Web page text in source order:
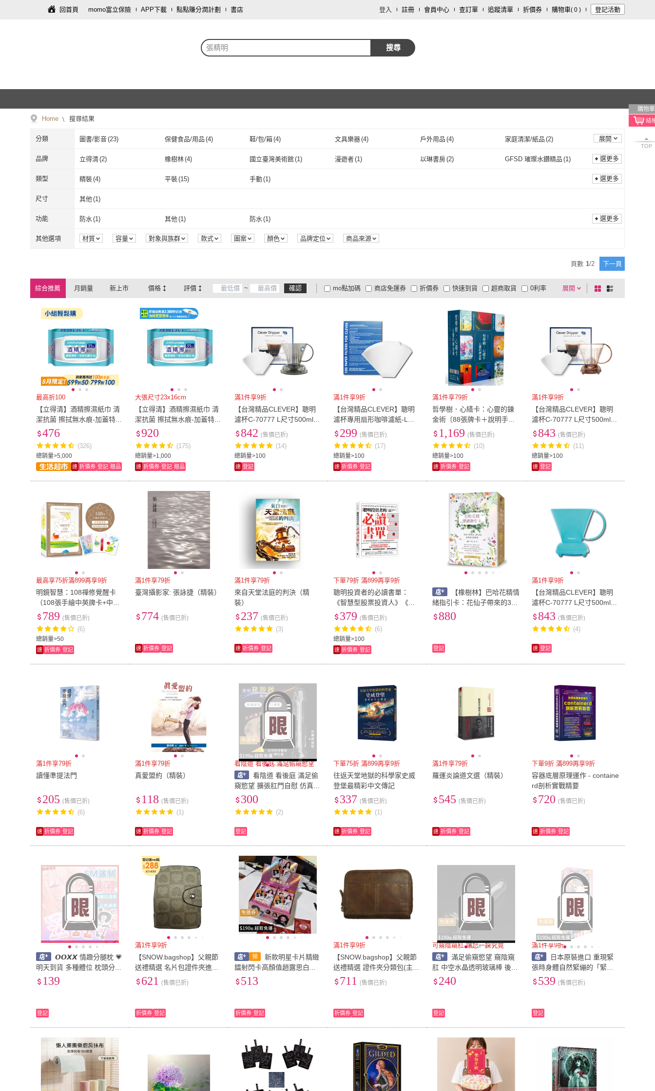
回首頁 momo富立保險 APP下載 點點賺分潤計劃 書店 登入 註冊 會員中心 查訂單 追蹤清單 折價券 購物車( 0 ) 登記活動
張精明 搜尋
購物車
TOP
Home 搜尋結果
分類 圖書/影音(23) 保健食品/用品 (4) 鞋/包/箱(4) 文具樂器(4) 戶外用品 (4) 家庭清潔/紙品 (2)
飾品配件( 車類(1) 園藝(1)
展開
品牌 立得清(2) 橡樹林(4) 國立臺灣美術館(1) 漫遊者(1) 以琳書房(2) GFSD 璀璨水鑽精品 (1)
三民(1) 柿子文化 時報文化
橄欖出版
SNOW.bagshop
立得清 橡樹林 國立臺灣美術館 GFSD 璀璨水鑽精品( 1)
三民
橄欖出版 樂金文化 深智數位
SNOW.bagshop(
選更多
類型 精裝(4) 平裝(15) 手動(1)
精裝
選更多
尺寸 其他 (1)
其他
功能 防水 (1) 其他 (1) 防水 (1)
防水 其他 防水(1
選更多
其他選項 材質 容量 對象與族群 款式 圖案 顏色 品牌定位 商品來源
頁數 1/2 下一頁
綜合推薦 月銷量 新上市 價格 評價 ~ 確認 展開
折價券
有影片
商品有量 電視購物
mo點加碼 快速到貨 超商取貨
大家電安心配
大家電快配
商店免運券 0利率
1 及以上
棋
盤
列
最高折100
【立得清】酒精擦濕紙巾 清
潔抗菌 擦拭無水痕-加蓋特大
張(35抽x12包 檢驗證明有效
總銷量>5,000
476
(326)
速 折價券 登記 贈品
大張尺寸23x16cm
【立得清】酒精擦濕紙巾 清
潔抗菌 擦拭無水痕-加蓋特大
張(35抽x24包 檢驗證明有效
總銷量>1,000
920
(175)
速 折價券 登記 贈品
滿1件享9折
【台灣精品CLEVER】聰明
濾杯C-70777 L尺寸500ml
+贈專用咖啡濾紙100張-透明
鐵灰色(手沖細口壺電手動磨
豆機)
總銷量>100
842 (售價已折)
(14)
速 登記
滿1件享9折
【台灣精品CLEVER】聰明
濾杯專用扇形咖啡濾紙-L尺
寸100張／盒 型號CCD#4B
(搭配咖啡手沖細口壺電手動
磨豆機)
總銷量>100
299 (售價已折)
(17)
速 折價券 登記
滿1件享79折
哲學樹．心繕卡：心靈的鍊
金術〔88張牌卡＋說明手冊
＋精裝磁扣書盒〕〔遍路學
堂〕
總銷量>100
1,169 (售價已折)
(10)
速 折價券 登記
滿1件享9折
【台灣精品CLEVER】聰明
濾杯C-70777 L尺寸500ml
+贈專用咖啡濾紙100張-透明
咖啡色(搭配手沖壺電手動磨
豆機)
總銷量>100
843 (售價已折)
(11)
速 登記
最高享75折滿899再享9折
明鏡智慧：108禪修覺醒卡
（108張手繪中英牌卡+中英
說明頁+精美硬殼收藏盒）
總銷量>50
789 (售價已折)
(6)
速 折價券 登記
滿1件享79折
臺灣攝影家: 張詠捷（精裝）
774 (售價已折)
速 折價券 登記
滿1件享79折
來自天堂法庭的判決（精
裝）
237 (售價已折)
(3)
速 折價券 登記
下單79折 滿899再享9折
聰明投資者的必讀書單：
《智慧型股票投資人》《約
翰柏格談投資》汲取15本經
典投資書精華
總銷量>100
379 (售價已折)
(6)
速 折價券 登記
【橡樹林】巴哈花精情
緒指引卡：花仙子帶來的38
封信，個別指引與練習（精
880
登記
滿1件享9折
【台灣精品CLEVER】聰明
濾杯C-70777 L尺寸500ml
+贈專用咖啡濾紙100張-奶油
藍色(手沖細口壺電手動磨豆
機)
843 (售價已折)
(4)
速 登記
滿1件享79折
讀懂準提法門
205 (售價已折)
(6)
速 折價券 登記
滿1件享79折
真愛盟約（精裝）
118 (售價已折)
(1)
速 折價券 登記
免運券
看陰道 看後庭 滿足偷窺慾望
看陰道 看後庭 滿足偷
窺慾望 擴張肛門自慰 仿真陽
具造型中空透明玻璃棒 SM x
女情趣用品
300
(2)
登記
下單75折 滿899再享9折
往返天堂地獄的科學家史威
登堡最精彩中文傳記
337 (售價已折)
(1)
速 折價券 登記
滿1件享79折
羅運炎論道文選（精裝）
545 (售價已折)
速 折價券 登記
下單9折 滿899再享9折
容器底層原理運作 - containe
rd剖析實戰精要
720 (售價已折)
速 折價券 登記
𝙊𝙊𝙓𝙓 情趣分腿枕 💗
明天到貨 多種體位 枕頭分腿
帶 分腿器 床上sm 情趣精品
139
登記
滿1件享9折
【SNOW.bagshop】父親節
送禮精選 名片包證件夾進口
專櫃(進口防水包 防刮皮革輕
便易攜帶12張PVC透明夾)
621 (售價已折)
折價券 登記
免運券
新款明星卡片精緻
鐳射閃卡高顏值趙露思白鹿
張元英精美小賣部熱賣
513
折價券 登記
滿1件享9折
【SNOW.bagshop】父親節
送禮精選 證件夾分類包(主袋
內12張PVC透明中性款100%
進口牛皮革U型拉鍊
711 (售價已折)
折價券 登記
免運券
可窺陰窺肛 讓您一探究竟
滿足偷窺慾望 窺陰窺
肛 中空水晶透明玻璃棒 後庭
擴張快感肛塞 底部戴堵 可注
240
登記
免運券
滿1件享9折
日本原裝進口 重現緊
張時身體自然緊繃的「緊緻
感」透明粉紅色三重波浪/螺
旋褶皺內部結構自慰器 自慰
539 (售價已折)
登記